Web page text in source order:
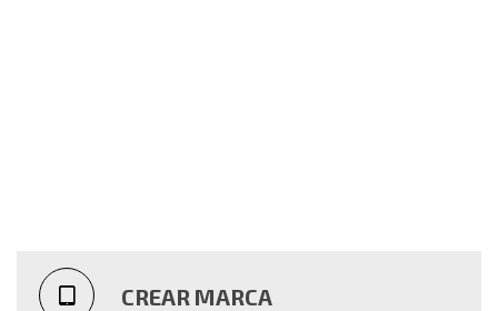
CREAR MARCA